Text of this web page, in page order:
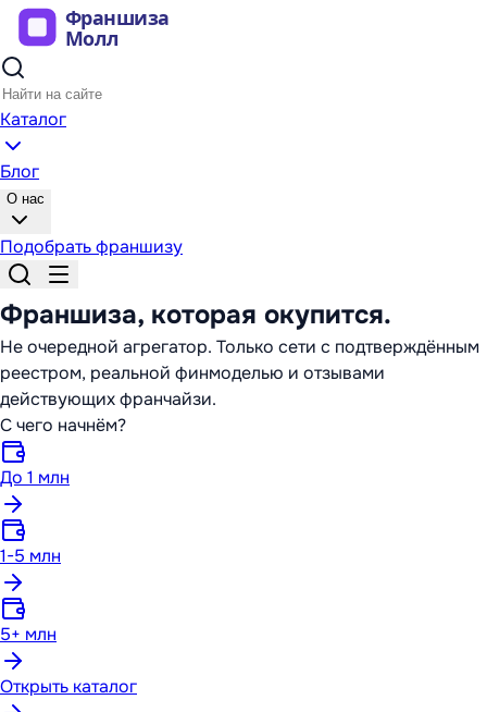
Каталог
Блог
О нас
Подобрать франшизу
Франшиза, которая окупится.
Не очередной агрегатор. Только сети с подтверждённым
реестром, реальной финмоделью и отзывами
действующих франчайзи.
С чего начнём?
До 1 млн
1-5 млн
5+ млн
Открыть каталог